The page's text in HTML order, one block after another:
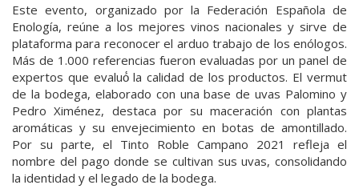
Este evento, organizado por la Federación Española de
Enología, reúne a los mejores vinos nacionales y sirve de
plataforma para reconocer el arduo trabajo de los enólogos.
Más de 1.000 referencias fueron evaluadas por un panel de
expertos que evaluó́ la calidad de los productos. El vermut
de la bodega, elaborado con una base de uvas Palomino y
Pedro Ximénez, destaca por su maceración con plantas
aromáticas y su envejecimiento en botas de amontillado.
Por su parte, el Tinto Roble Campano 2021 refleja el
nombre del pago donde se cultivan sus uvas, consolidando
la identidad y el legado de la bodega.